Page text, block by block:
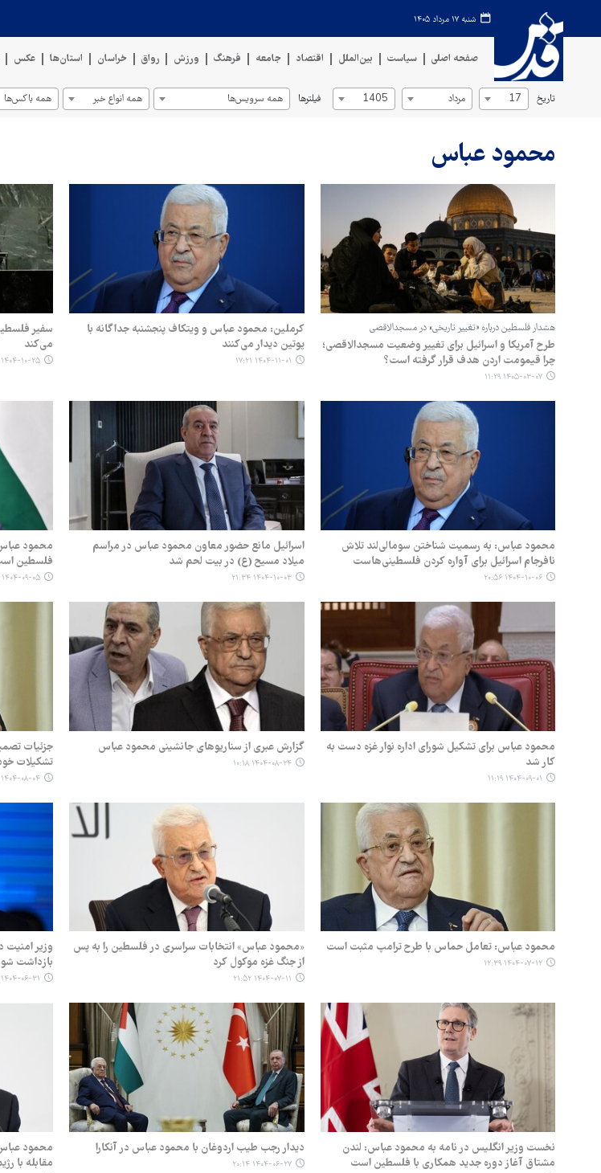
شنبه ۱۷ مرداد ۱۴۰۵
صفحه اصلی سیاست بین‌الملل اقتصاد جامعه فرهنگ ورزش رواق خراسان استان‌ها عکس
تاریخ 17 مرداد 1405 فیلترها همه سرویس‌ها همه انواع خبر همه باکس‌ها
محمود عباس
هشدار فلسطین درباره «تغییر تاریخی» در مسجدالاقصی
طرح آمریکا و اسرائیل برای تغییر وضعیت مسجدالاقصی؛
چرا قیمومت اردن هدف قرار گرفته است؟
۱۴۰۵-۰۳-۰۷ ۱۱:۲۹
کرملین: محمود عباس و ویتکاف پنجشنبه جداگانه با
پوتین دیدار می‌کنند
۱۴۰۴-۱۱-۰۱ ۱۷:۲۱
سفیر
می‌کند
۱۴۰۴-۱۰-۲۵ ۱۷:۵۳
محمود عباس: به رسمیت شناختن سومالی‌لند تلاش
نافرجام اسرائیل برای آواره کردن فلسطینی‌هاست
۱۴۰۴-۱۰-۰۶ ۲۰:۵۶
اسرائیل مانع حضور معاون محمود عباس در مراسم
میلاد مسیح (ع) در بیت لحم شد
۱۴۰۴-۱۰-۰۳ ۲۱:۳۴
محمود
فلسطین
۱۴۰۴-۰۹-۰۵ ۱۰:۰۸
محمود عباس برای تشکیل شورای اداره نوار غزه دست به
کار شد
۱۴۰۴-۰۹-۰۱ ۱۱:۱۹
گزارش عبری از سناریوهای جانشینی محمود عباس
۱۴۰۴-۰۸-۲۴ ۱۰:۱۸
جزئیات
تشکیلات
۱۴۰۴-۰۸-۰۴ ۱۶:۱۷
محمود عباس: تعامل حماس با طرح ترامپ مثبت است
۱۴۰۴-۰۷-۱۲ ۱۲:۳۹
«محمود عباس» انتخابات سراسری در فلسطین را به پس
از جنگ غزه موکول کرد
۱۴۰۴-۰۷-۱۱ ۲۱:۵۲
وزیر
بازداشت
۱۴۰۴-۰۶-۳۱ ۱۲:۰۸
نخست وزیر انگلیس در نامه به محمود عباس: لندن
مشتاق آغاز دوره جدید همکاری با فلسطین است
دیدار رجب طیب اردوغان با محمود عباس در آنکارا
۱۴۰۴-۰۶-۲۷ ۲۰:۱۴
محمود
مقابله با